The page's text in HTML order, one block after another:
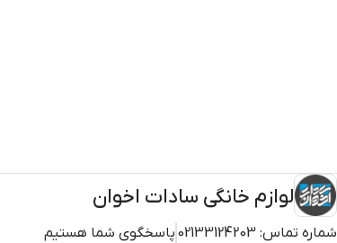
لوازم خانگی سادات اخوان
شماره تماس: 02133124203 پاسخگوی شما هستیم